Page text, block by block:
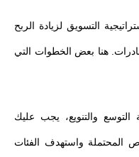
التسويق لزيادة الربح
هنا بعض الخطوات التي
والتنويع، يجب عليك
المحتملة واستهدف الفئات